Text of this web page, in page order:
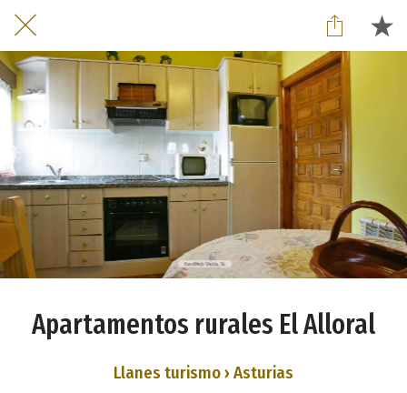
Apartamentos rurales El Alloral
Llanes turismo › Asturias